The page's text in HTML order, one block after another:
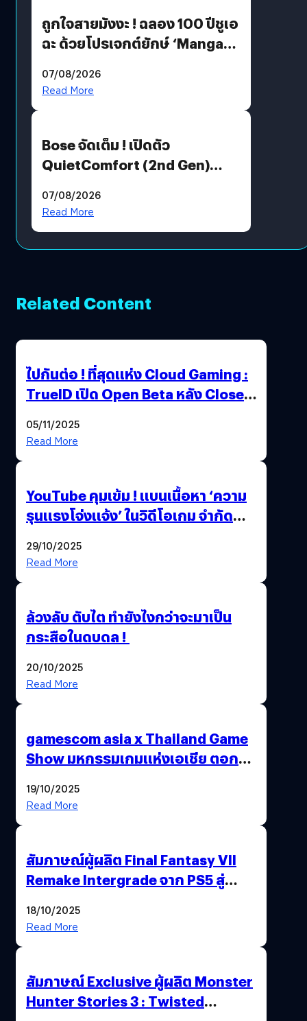
ถูกใจสายมังงะ ! ฉลอง 100 ปีชูเอ
ฉะ ด้วยโปรเจกต์ยักษ์ ‘Manga
มีภาษาไทยด้วย
07/08/2026
Read More
Bose จัดเต็ม ! เปิดตัว
QuietComfort (2nd Gen)
07/08/2026
Read More
Related Content
ไปกันต่อ ! ที่สุดแห่ง Cloud Gaming :
TrueID เปิด Open Beta หลัง Close
Thailand Game Show 2025 ทะลุ 15
05/11/2025
Read More
YouTube คุมเข้ม ! แบนเนื้อหา ‘ความ
รุนแรงโจ่งแจ้ง’ ในวิดีโอเกม จำกัด
29/10/2025
Read More
ล้วงลับ ตับไต ทำยังไงกว่าจะมาเป็น
กระสือในดบดล !
20/10/2025
Read More
gamescom asia x Thailand Game
Show มหกรรมเกมแห่งเอเชีย ตอกย้ำ
พาณิชย์ร่วมชูความสำเร็จ
19/10/2025
Read More
สัมภาษณ์ผู้ผลิต Final Fantasy VII
Remake Intergrade จาก PS5 สู่
18/10/2025
Read More
สัมภาษณ์ Exclusive ผู้ผลิต Monster
Hunter Stories 3 : Twisted